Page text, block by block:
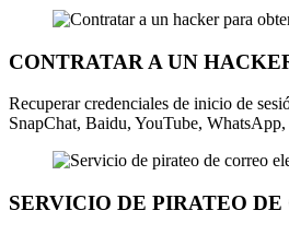
CONTRATAR A UN
Recuperar credenciales de inicio de
SnapChat, Baidu, YouTube,
SERVICIO DE PIRATEO